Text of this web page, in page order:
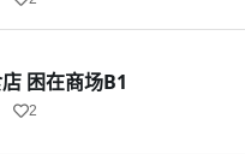
困在商场B1
2